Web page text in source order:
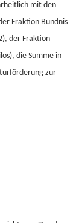
mit den
Fraktion Bündnis
der Fraktion
die Summe in
zur